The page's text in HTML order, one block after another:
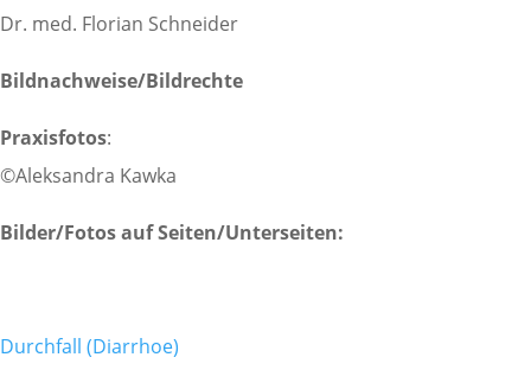
Dr. med. Florian Schneider
Bildnachweise/Bildrechte
Praxisfotos:
©Aleksandra Kawka
Bilder/Fotos auf Seiten/Unterseiten:
Durchfall (Diarrhoe)